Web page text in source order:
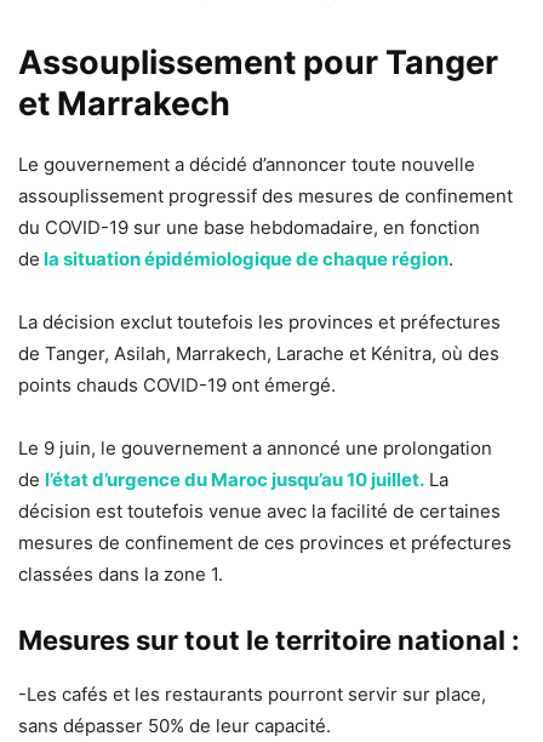
Assouplissement pour Tanger
et Marrakech
Le gouvernement a décidé d’annoncer toute nouvelle
assouplissement progressif des mesures de confinement
du COVID-19 sur une base hebdomadaire, en fonction
de la situation épidémiologique de chaque région.
La décision exclut toutefois les provinces et préfectures
de Tanger, Asilah, Marrakech, Larache et Kénitra, où des
points chauds COVID-19 ont émergé.
Le 9 juin, le gouvernement a annoncé une prolongation
de l’état d’urgence du Maroc jusqu’au 10 juillet. La
décision est toutefois venue avec la facilité de certaines
mesures de confinement de ces provinces et préfectures
classées dans la zone 1.
Mesures sur tout le territoire national :
-Les cafés et les restaurants pourront servir sur place,
sans dépasser 50% de leur capacité.